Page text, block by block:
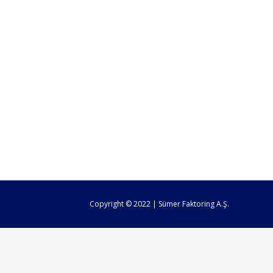
Copyright © 2022 | Sümer Faktoring A.Ş.